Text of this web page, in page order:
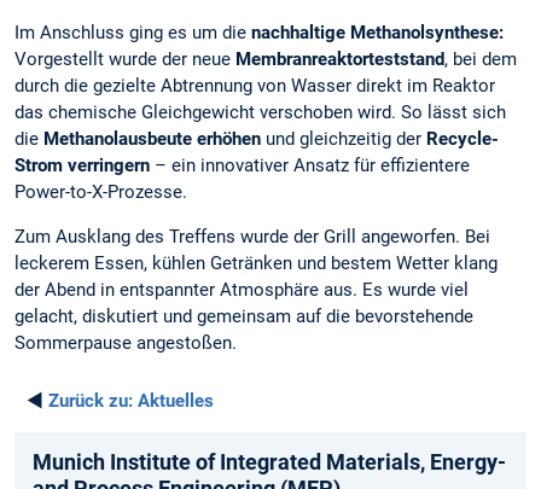
Im Anschluss ging es um die nachhaltige Methanolsynthese:
Vorgestellt wurde der neue Membranreaktorteststand, bei dem
durch die gezielte Abtrennung von Wasser direkt im Reaktor
das chemische Gleichgewicht verschoben wird. So lässt sich
die Methanolausbeute erhöhen und gleichzeitig der Recycle-
Strom verringern – ein innovativer Ansatz für effizientere
Power-to-X-Prozesse.
Zum Ausklang des Treffens wurde der Grill angeworfen. Bei
leckerem Essen, kühlen Getränken und bestem Wetter klang
der Abend in entspannter Atmosphäre aus. Es wurde viel
gelacht, diskutiert und gemeinsam auf die bevorstehende
Sommerpause angestoßen.
◄ Zurück zu: Aktuelles
Munich­ Institute­ of Integrated­ Materials­, Energy­